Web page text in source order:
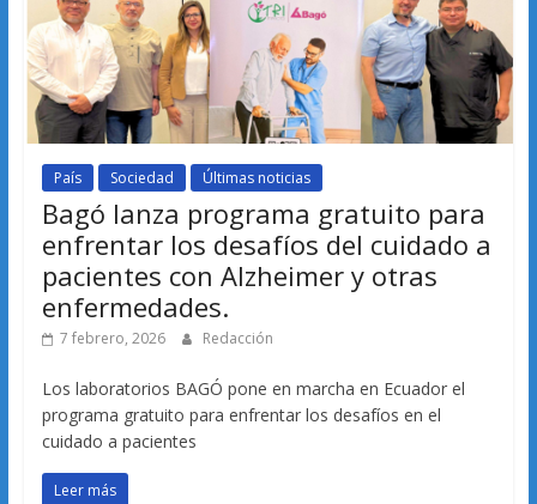
País Sociedad Últimas noticias
Bagó lanza programa gratuito para
enfrentar los desafíos del cuidado a
pacientes con Alzheimer y otras
enfermedades.
7 febrero, 2026 Redacción
Los laboratorios BAGÓ pone en marcha en Ecuador el
programa gratuito para enfrentar los desafíos en el
cuidado a pacientes
Leer más